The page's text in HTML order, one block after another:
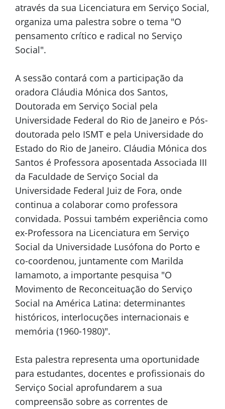
através da sua Licenciatura em Serviço Social,
organiza uma palestra sobre o tema "O
pensamento crítico e radical no Serviço
Social".
A sessão contará com a participação da
oradora Cláudia Mónica dos Santos,
Doutorada em Serviço Social pela
Universidade Federal do Rio de Janeiro e Pós-
doutorada pelo ISMT e pela Universidade do
Estado do Rio de Janeiro. Cláudia Mónica dos
Santos é Professora aposentada Associada III
da Faculdade de Serviço Social da
Universidade Federal Juiz de Fora, onde
continua a colaborar como professora
convidada. Possui também experiência como
ex-Professora na Licenciatura em Serviço
Social da Universidade Lusófona do Porto e
co-coordenou, juntamente com Marilda
Iamamoto, a importante pesquisa "O
Movimento de Reconceituação do Serviço
Social na América Latina: determinantes
históricos, interlocuções internacionais e
memória (1960-1980)".
Esta palestra representa uma oportunidade
para estudantes, docentes e profissionais do
Serviço Social aprofundarem a sua
compreensão sobre as correntes de